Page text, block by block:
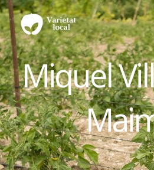
Vés
al
contingut
Miquel